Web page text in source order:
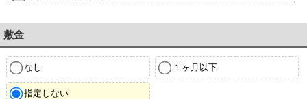
敷金
なし １ヶ月以下
指定しない